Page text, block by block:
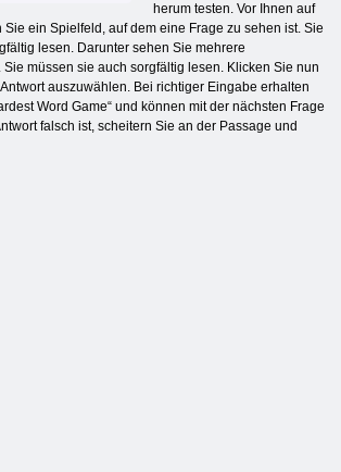
herum testen. Vor Ihnen auf
ein Spielfeld, auf dem eine Frage zu sehen ist. Sie
lesen. Darunter sehen Sie mehrere
müssen sie auch sorgfältig lesen. Klicken Sie nun
auszuwählen. Bei richtiger Eingabe erhalten
Word Game“ und können mit der nächsten Frage
falsch ist, scheitern Sie an der Passage und